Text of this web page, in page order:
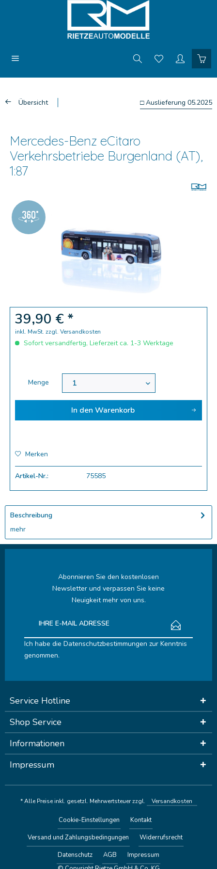
Übersicht □ Auslieferung 05.2025
Mercedes-Benz eCitaro
Verkehrsbetriebe Burgenland (AT),
1:87
39,90 € *
inkl. MwSt. zzgl. Versandkosten
Sofort versandfertig, Lieferzeit ca. 1-3 Werktage
Menge
In den Warenkorb
Merken
Artikel-Nr.: 75585
Beschreibung
mehr
Abonnieren Sie den kostenlosen
Newsletter und verpassen Sie keine
Neuigkeit mehr von uns.
Ich habe die Datenschutzbestimmungen zur Kenntnis
genommen.
Service Hotline
Shop Service
Informationen
Impressum
* Alle Preise inkl. gesetzl. Mehrwertsteuer zzgl. Versandkosten
Cookie-Einstellungen
Kontakt
Versand und Zahlungsbedingungen
Widerrufsrecht
Datenschutz
AGB
Impressum